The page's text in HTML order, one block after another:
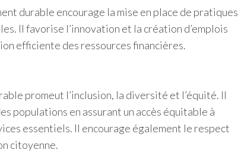
durable encourage la mise en place de pratiques
Il favorise l’innovation et la création d’emplois
efficiente des ressources financières.
promeut l’inclusion, la diversité et l’équité. Il
populations en assurant un accès équitable à
essentiels. Il encourage également le respect
citoyenne.